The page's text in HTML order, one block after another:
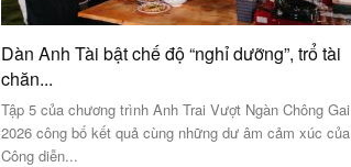
Dàn Anh Tài bật chế độ “nghỉ dưỡng”, trổ tài
chăn...
Tập 5 của chương trình Anh Trai Vượt Ngàn Chông Gai
2026 công bố kết quả cùng những dư âm cảm xúc của
Công diễn...